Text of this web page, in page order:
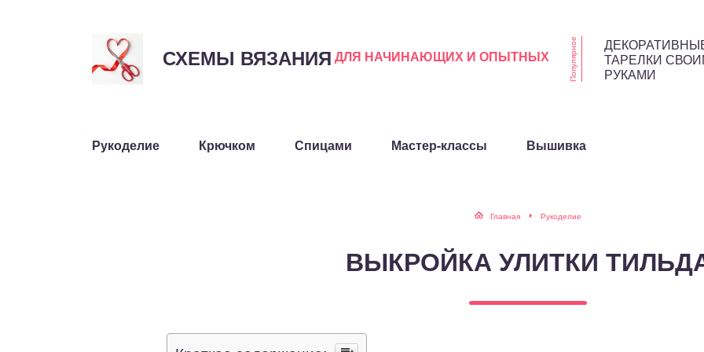
СХЕМЫ ВЯЗАНИЯ ДЛЯ НАЧИНАЮЩИХ И ОПЫТНЫХ Популярное
ТАРЕЛКИ
РУКАМИ
Рукоделие Крючком Спицами Мастер-классы Вышивка
Главная Рукоделие
ВЫКРОЙКА УЛИТКИ